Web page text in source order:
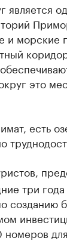
является
и морские
это
есть
три года
созданию
для